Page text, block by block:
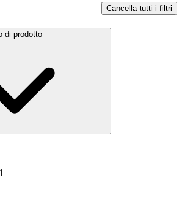
Cancella tutti i filtri
di prodotto
1